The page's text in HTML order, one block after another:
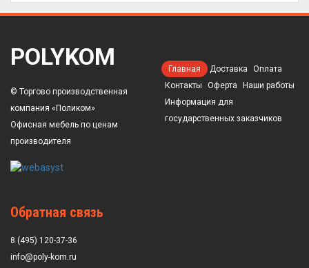
POLYKOM
© Торгово производственная
компания «Поликом»
Офисная мебель по ценам
производителя
Главная Доставка
Оплата
Контакты
Оферта
Наши работы
Информация для
государственных заказчиков
Обратная связь
8 (495) 120-37-36
info@poly-kom.ru